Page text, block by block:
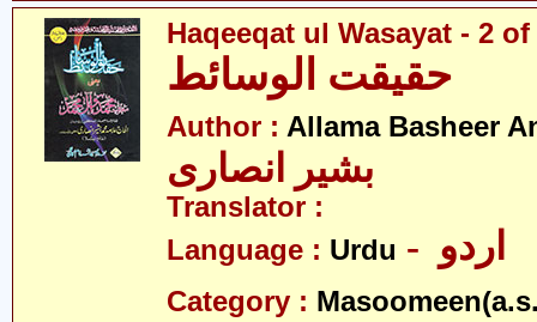
Haqeeqat ul Wasayat - 2 of
حقیقت الوسائط
Author : Allama Basheer
بشیر انصاری
Translator :
Language : Urdu
Category :